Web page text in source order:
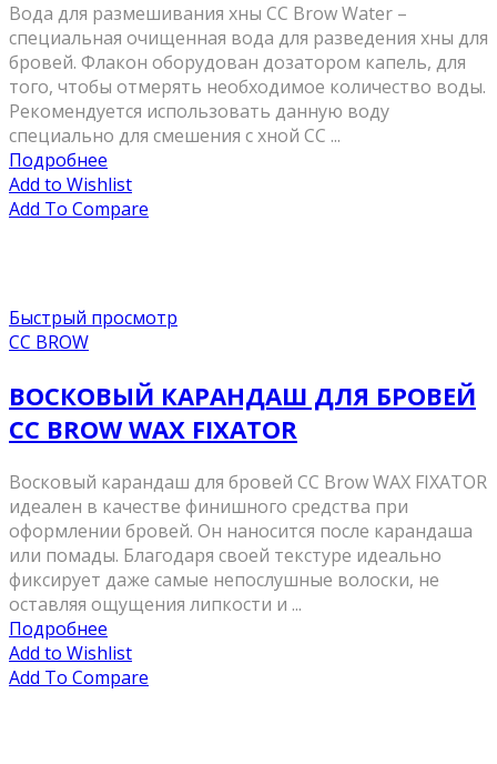
Вода для размешивания хны СС Brow Water –
специальная очищенная вода для разведения хны для
бровей. Флакон оборудован дозатором капель, для
того, чтобы отмерять необходимое количество воды.
Рекомендуется использовать данную воду
специально для смешения с хной СС ...
Подробнее
Add to Wishlist
Add To Compare
Быстрый просмотр
CC BROW
ВОСКОВЫЙ КАРАНДАШ ДЛЯ БРОВЕЙ
CC BROW WAX FIXATOR
Восковый карандаш для бровей CC Brow WAX FIXATOR
идеален в качестве финишного средства при
оформлении бровей. Он наносится после карандаша
или помады. Благодаря своей текстуре идеально
фиксирует даже самые непослушные волоски, не
оставляя ощущения липкости и ...
Подробнее
Add to Wishlist
Add To Compare